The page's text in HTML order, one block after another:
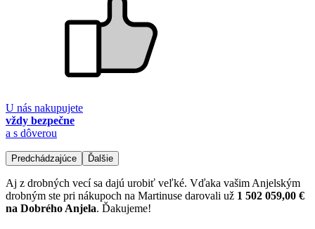
U nás nakupujete
vždy bezpečne
a s dôverou
Predchádzajúce Ďalšie
Aj z drobných vecí sa dajú urobiť veľké. Vďaka vašim Anjelským
drobným ste pri nákupoch na Martinuse darovali už 1 502 059,00 €
na Dobrého Anjela. Ďakujeme!